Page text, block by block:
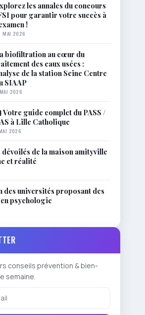
les annales du concours
pour garantir votre succès à
!
MAI 2026
biofiltration au cœur du
des eaux usées :
de la station Seine Centre
SIAAP
2026
Votre guide complet du PASS /
à Lille Catholique
2026
dévoilés de la maison amityville
et réalité
des universités proposant des
psychologie
conseils prévention & bien-
semaine.